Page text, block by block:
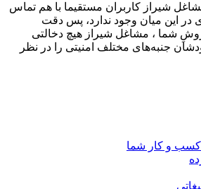
شیراز کاربران مستقیما با هم تماس
در این میان وجود ندارد، پس دقت
شما ، مشاغل شیراز هیچ دخالتی
جنبه‌های مختلف امنیتی را در نظر
و کار شما